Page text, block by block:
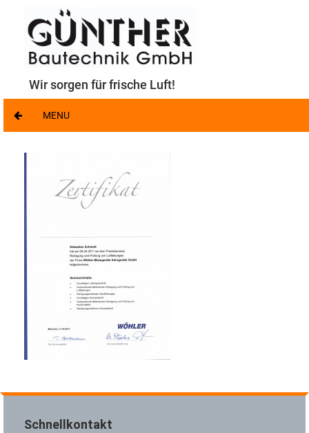
Wir sorgen für frische Luft!
MENU
Schnellkontakt